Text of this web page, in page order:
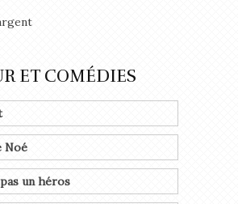
ET COMÉDIES
Noé
un héros